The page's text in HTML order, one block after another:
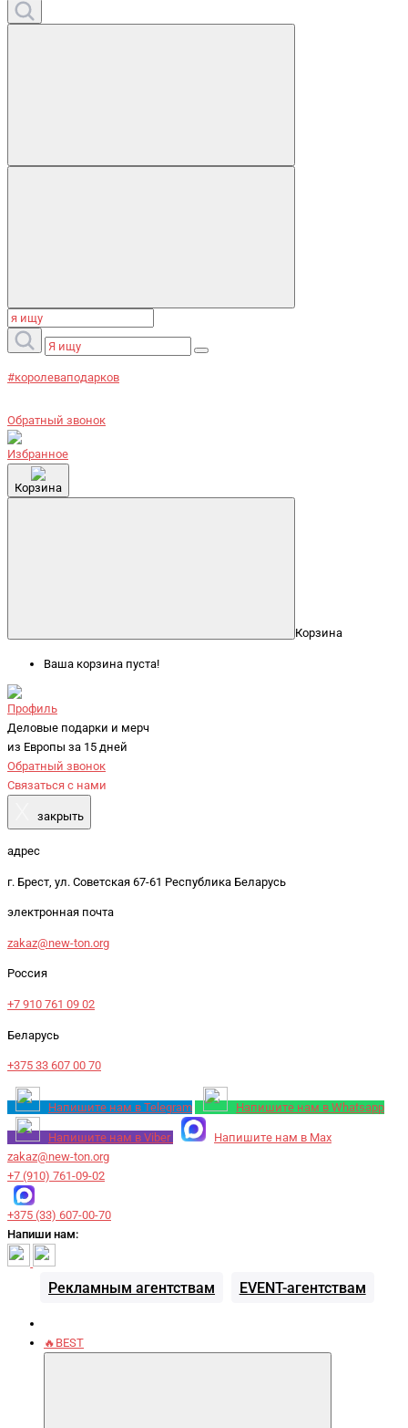
#королеваподарков
Обратный звонок
Избранное
Корзина
Корзина
Ваша корзина пуста!
Профиль
Деловые подарки и мерч
из Европы за 15 дней
Обратный звонок
Связаться с нами
закрыть
адрес
г. Брест, ул. Советская 67-61 Республика Беларусь
электронная почта
zakaz@new-ton.org
Россия
+7 910 761 09 02
Беларусь
+375 33 607 00 70
Напишите нам в Telegram Напишите нам в Whatsapp
Напишите нам в Viber
Напишите нам в Max
zakaz@new-ton.org
+7 (910) 761-09-02
+375 (33) 607-00-70
Напиши нам:
Рекламным агентствам EVENT-агентствам
🔥BEST